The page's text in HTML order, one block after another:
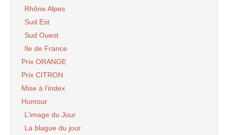
Rhône Alpes
Sud Est
Sud Ouest
Ile de France
Prix ORANGE
Prix CITRON
Mise à l’index
Humour
L’image du Jour
La blague du jour